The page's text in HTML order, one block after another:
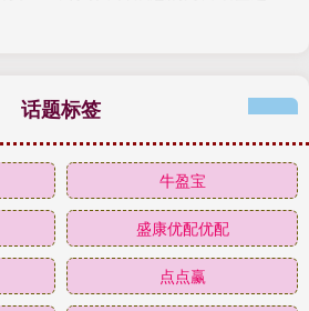
话题标签
牛盈宝
盛康优配优配
点点赢